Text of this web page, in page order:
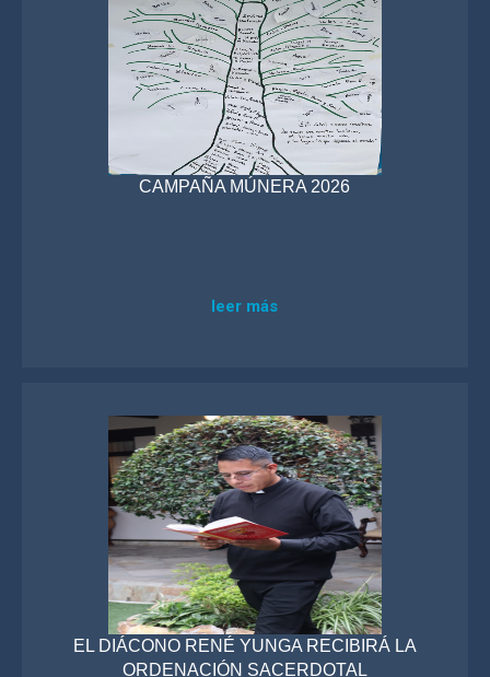
CAMPAÑA MÚNERA 2026
leer más
EL DIÁCONO RENÉ YUNGA RECIBIRÁ LA
ORDENACIÓN SACERDOTAL